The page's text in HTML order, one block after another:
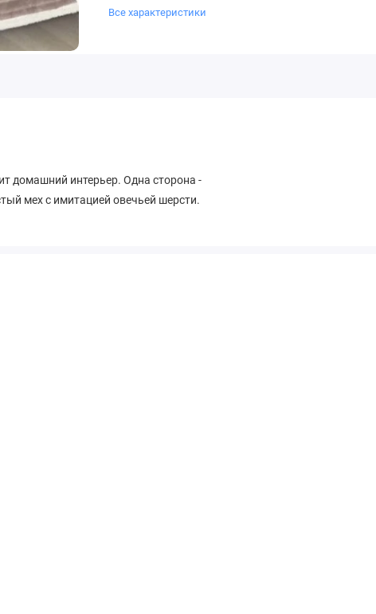
Все характеристики
домашний интерьер. Одна сторона -
мех с имитацией овечьей шерсти.